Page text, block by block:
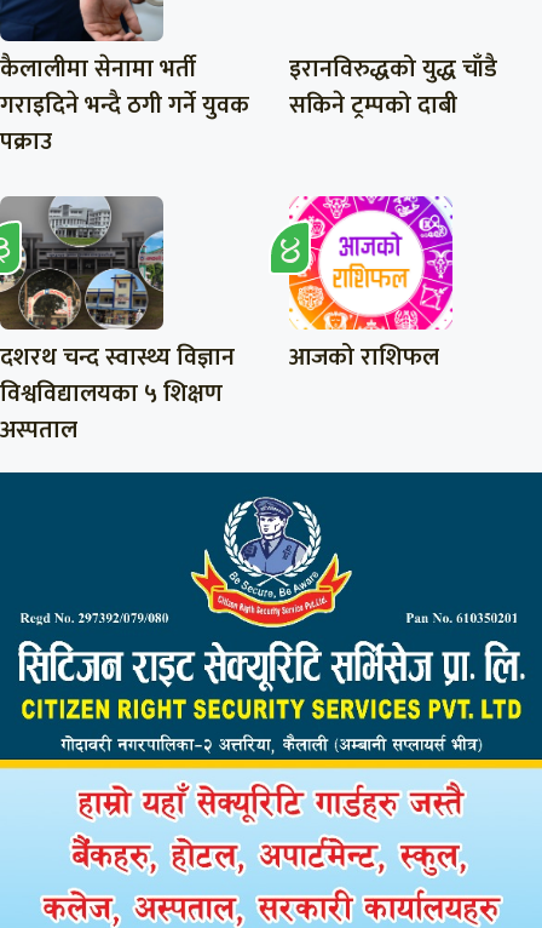
कैलालीमा सेनामा भर्ती
गराइदिने भन्दै ठगी गर्ने युवक
पक्राउ
इरानविरुद्धको युद्ध चाँडै
सकिने ट्रम्पको दाबी
दशरथ चन्द स्वास्थ्य विज्ञान
विश्वविद्यालयका ५ शिक्षण
अस्पताल
आजको राशिफल